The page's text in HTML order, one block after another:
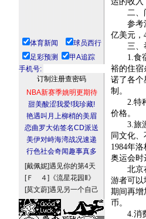
体育新闻
球员西行
足彩预测
甲A追踪
手机号:
NBA新赛季姚明更期待
甜美酸涩我爱!我珍藏!
艳遇叫月上柳梢的美眉
恋曲罗大佑签名CD派送
美伊对峙海湾战况速递
行色社会奇闻趣事真多
[戴佩妮]遇见你的第4天
[Ｆ ４] 《流星花园Ⅱ》
[莫文蔚]遇见另一个自己
二、
参考汉
亿美元，
三、举
1.食宿
裕的住宿
诺了各个
制。
2.特种
价格。
3.旅游
同文化
1984年
奥运会时
北京在
游者可以
期间再增
币。
4.消费